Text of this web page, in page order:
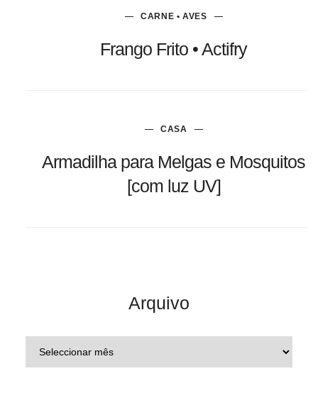
CARNE • AVES
Frango Frito • Actifry
CASA
Armadilha para Melgas e Mosquitos
[com luz UV]
Arquivo